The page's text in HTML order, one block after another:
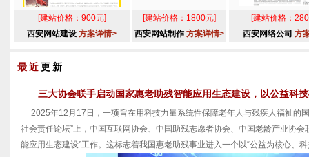
[建站价格：900元]
西安网站建设 方案详情>
[建站价格：1800元]
西安网站制作 方案详情>
[建站价格：
西安网络公司 方
最近更新
三大协会联手启动国家惠老助残智能应用生态建设，以公益科
2025年12月17日，一项旨在用科技力量系统性保障老年人与残疾人福祉的
社会责任论坛”上，中国互联网协会、中国助残志愿者协会、中国老龄产业协
能应用生态建设”工作。这标志着我国惠老助残事业进入一个以“公益为核心、